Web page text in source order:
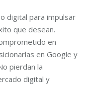
digital para impulsar
que desean.
en
en Google y
pierdan la
digital y